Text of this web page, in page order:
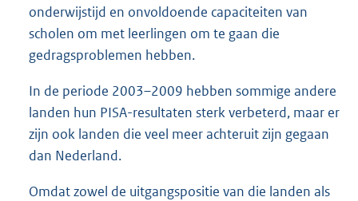
onderwijstijd en onvoldoende capaciteiten van
scholen om met leerlingen om te gaan die
gedragsproblemen hebben.
In de periode 2003–2009 hebben sommige andere
landen hun PISA-resultaten sterk verbeterd, maar er
zijn ook landen die veel meer achteruit zijn gegaan
dan Nederland.
Omdat zowel de uitgangspositie van die landen als